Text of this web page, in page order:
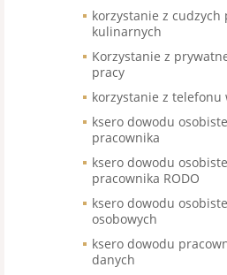
korzystanie z cudzych
kulinarnych
Korzystanie z
pracy
korzystanie z telefonu
ksero dowodu
pracownika
ksero dowodu
pracownika RODO
ksero dowodu
osobowych
ksero dowodu
danych